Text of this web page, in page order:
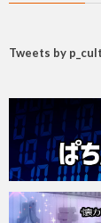
Tweets by